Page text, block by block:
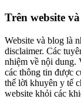
Trên website
Website và blog là
disclaimer. Các
nhiệm về nội dung.
các thông tin được
thế lời khuyên y tế
website khỏi các